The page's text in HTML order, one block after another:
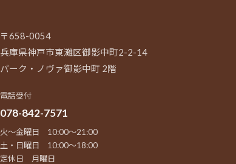
〒658-0054
兵庫県神戸市東灘区御影中町2-2-14
パーク・ノヴァ御影中町 2階
電話受付
078-842-7571
火～金曜日 10:00～21:00
土・日曜日 10:00～18:00
定休日 月曜日